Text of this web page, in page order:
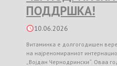
ПОДДРШКА!
10.06.2026
Витаминка е долгогодишен
на најреномираниот
„Војдан Чернодрински“. Оваа